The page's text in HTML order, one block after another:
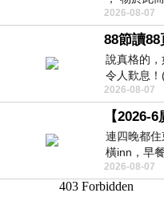
2026-08-07
88節讀
說真格的
令人歎息
復...，每天
2026-08-07
連四晚都
橫inn，早
看到工作人
2026-08-07